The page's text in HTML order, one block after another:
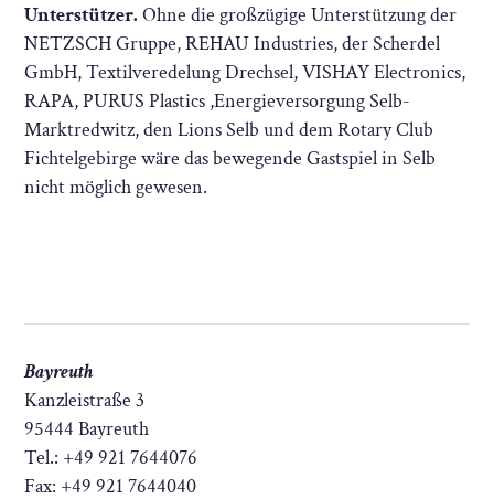
Unterstützer.Ohne die großzügige Unterstützung der
NETZSCH Gruppe, REHAU Industries, der Scherdel
GmbH, Textilveredelung Drechsel, VISHAY Electronics,
RAPA, PURUS Plastics ,Energieversorgung Selb-
Marktredwitz, den Lions Selb und dem Rotary Club
Fichtelgebirge wäre das bewegende Gastspiel in Selb
nicht möglich gewesen.
Bayreuth
Kanzleistraße 3
95444 Bayreuth
Tel.: +49 921 7644076
Fax: +49 921 7644040